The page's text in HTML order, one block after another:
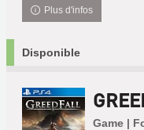
Plus d'infos
Disponible
Game |